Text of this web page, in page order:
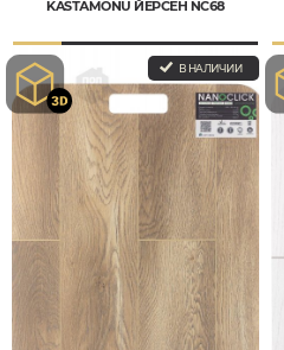
KASTAMONU ЙЕРСЕН NC68
В НАЛИЧИИ